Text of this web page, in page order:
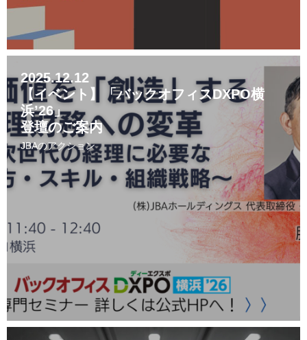
2025.12.12
【イベント】「バックオフィスDXPO横
浜’26」
登壇のご案内
JBAのアクション